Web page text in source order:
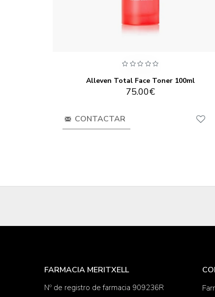
Alleven Total Face Toner 100ml
75.00€
CONTACTAR
FARMACIA MERITXELL
Nº de registro de farmacia 909236R